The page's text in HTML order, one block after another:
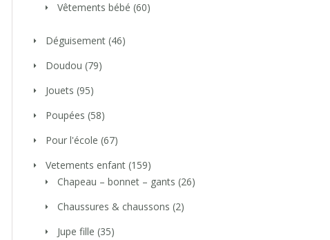
Vêtements bébé (60)
Déguisement (46)
Doudou (79)
Jouets (95)
Poupées (58)
Pour l'école (67)
Vetements enfant (159)
Chapeau – bonnet – gants (26)
Chaussures & chaussons (2)
Jupe fille (35)